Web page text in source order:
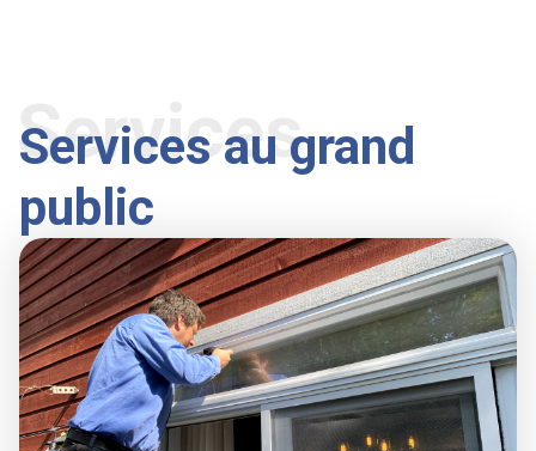
Services au grand
public
Services